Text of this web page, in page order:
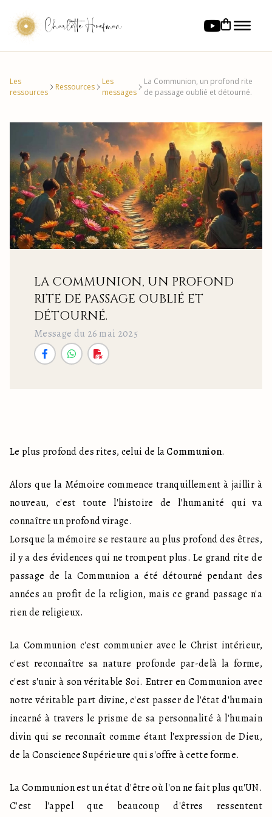
Charlotte Hoefman
Les
ressources
Ressources
Les
messages
La Communion, un profond rite
de passage oublié et détourné.
LA COMMUNION, UN PROFOND
RITE DE PASSAGE OUBLIÉ ET
DÉTOURNÉ.
Message du 26 mai 2025
Le plus profond des rites, celui de la Communion.
Alors que la Mémoire commence tranquillement à jaillir à
nouveau, c'est toute l'histoire de l'humanité qui va
connaître un profond virage.
Lorsque la mémoire se restaure au plus profond des êtres,
il y a des évidences qui ne trompent plus. Le grand rite de
passage de la Communion a été détourné pendant des
années au profit de la religion, mais ce grand passage n'a
rien de religieux.
La Communion c'est communier avec le Christ intérieur,
c'est reconnaître sa nature profonde par-delà la forme,
c'est s'unir à son véritable Soi. Entrer en Communion avec
notre véritable part divine, c'est passer de l'état d'humain
incarné à travers le prisme de sa personnalité à l'humain
divin qui se reconnaît comme étant l'expression de Dieu,
de la Conscience Supérieure qui s'offre à cette forme.
La Communion est un état d'être où l'on ne fait plus qu'UN.
C'est l'appel que beaucoup d'êtres ressentent